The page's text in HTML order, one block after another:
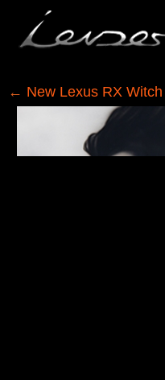
← New Lexus RX Witch